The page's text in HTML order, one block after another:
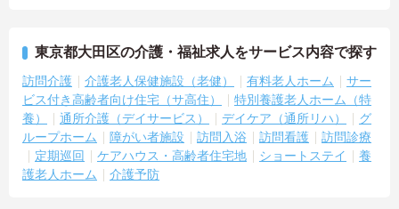
東京都大田区の介護・福祉求人をサービス内容で探す
訪問介護 介護老人保健施設（老健） 有料老人ホーム
サー
ビス付き高齢者向け住宅（サ高住）
特別養護老人ホーム（特
養）
通所介護（デイサービス） デイケア（通所リハ）
グ
ループホーム
障がい者施設 訪問入浴 訪問看護
訪問診療
定期巡回
ケアハウス・高齢者住宅地 ショートステイ
養
護老人ホーム
介護予防